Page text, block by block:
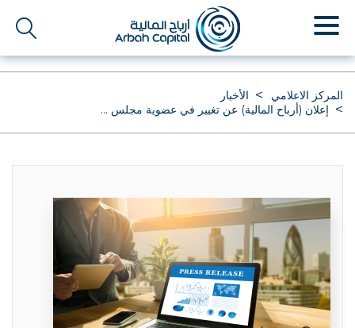
إلى
المحتوى
الرئيسي
المركز الاعلامي
الأخبار
إعلان (أرباح المالية) عن تغيير في عضوية مجلس ...